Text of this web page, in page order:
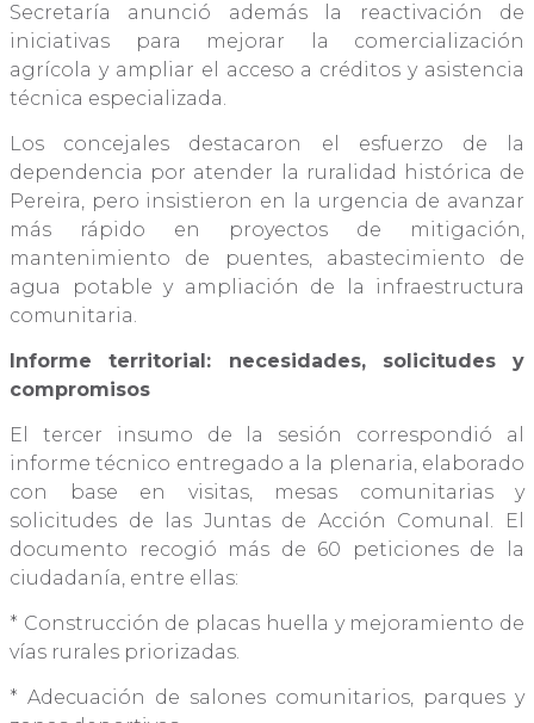
Secretaría anunció además la reactivación de
iniciativas para mejorar la comercialización
agrícola y ampliar el acceso a créditos y asistencia
técnica especializada.
Los concejales destacaron el esfuerzo de la
dependencia por atender la ruralidad histórica de
Pereira, pero insistieron en la urgencia de avanzar
más rápido en proyectos de mitigación,
mantenimiento de puentes, abastecimiento de
agua potable y ampliación de la infraestructura
comunitaria.
Informe territorial: necesidades, solicitudes y
compromisos
El tercer insumo de la sesión correspondió al
informe técnico entregado a la plenaria, elaborado
con base en visitas, mesas comunitarias y
solicitudes de las Juntas de Acción Comunal. El
documento recogió más de 60 peticiones de la
ciudadanía, entre ellas:
* Construcción de placas huella y mejoramiento de
vías rurales priorizadas.
* Adecuación de salones comunitarios, parques y